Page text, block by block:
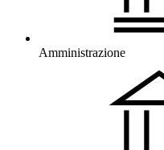
Amministrazione